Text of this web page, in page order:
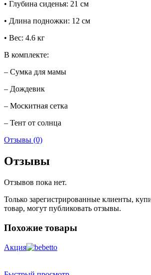
• Глубина сиденья: 21 см
• Длина подножки: 12 см
• Вес: 4.6 кг
В комплекте:
– Сумка для мамы
– Дождевик
– Москитная сетка
– Тент от солнца
Отзывы (0)
Отзывы
Отзывов пока нет.
Только зарегистрированные клиенты,
товар, могут публиковать отзывы.
Похожие товары
Акция